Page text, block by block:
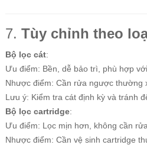
7. Tùy chỉnh theo
Bộ lọc cát:
Ưu điểm: Bền, dễ bảo trì, phù hợp
Nhược điểm: Cần rửa ngược thường
Lưu ý: Kiểm tra cát định kỳ và tránh
Bộ lọc cartridge:
Ưu điểm: Lọc mịn hơn, không cần
Nhược điểm: Cần vệ sinh cartridge